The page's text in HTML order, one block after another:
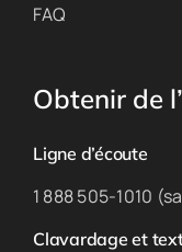
FAQ
Obtenir de
Ligne d’écoute
1 888 505-1010
Clavardage et